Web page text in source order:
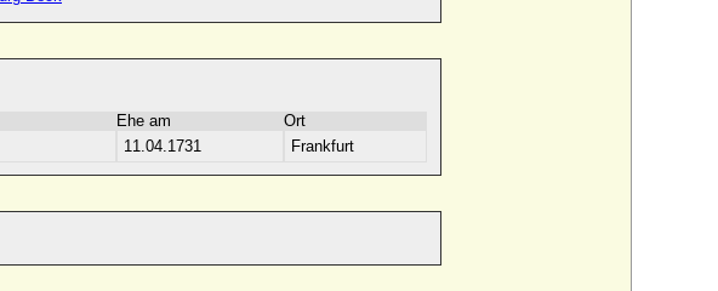
Ehe am
Ort
11.04.1731 Frankfurt